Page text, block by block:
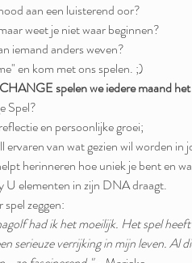
aan een luisterend oor?
weet je niet waar beginnen?
iemand anders weven?
en kom met ons spelen. ;)
spelen we iedere maand
Spel?
en persoonlijke groei;
van wat gezien wil worden in
herinneren hoe uniek je bent en
U elementen in zijn DNA draagt.
zeggen:
had ik het moeilijk. Het spel
serieuze verrijking in mijn leven.